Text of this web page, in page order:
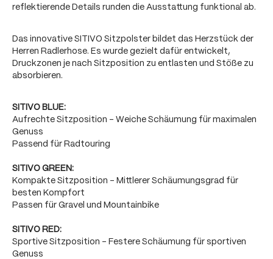
reflektierende Details runden die Ausstattung funktional ab.
Das innovative SITIVO Sitzpolster bildet das Herzstück der
Herren Radlerhose. Es wurde gezielt dafür entwickelt,
Druckzonen je nach Sitzposition zu entlasten und Stöße zu
absorbieren.
SITIVO BLUE:
Aufrechte Sitzposition - Weiche Schäumung für maximalen
Genuss
Passend für Radtouring
SITIVO GREEN:
Kompakte Sitzposition - Mittlerer Schäumungsgrad für
besten Kompfort
Passen für Gravel und Mountainbike
SITIVO RED:
Sportive Sitzposition - Festere Schäumung für sportiven
Genuss